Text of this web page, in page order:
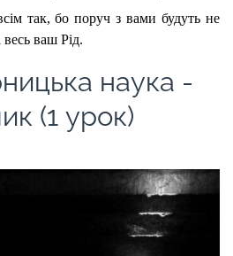
так, бо поруч з вами будуть не
весь ваш Рід.
наука -
(1 урок)